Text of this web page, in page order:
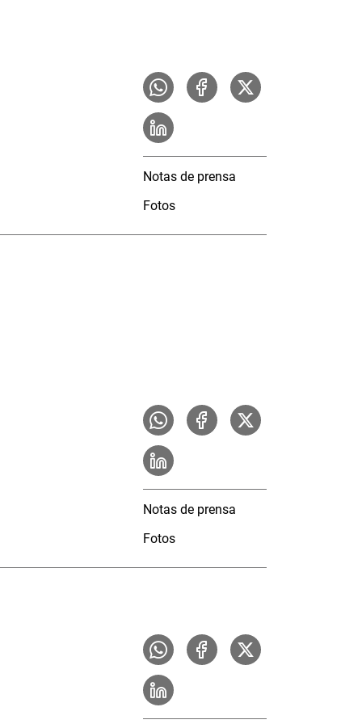
Notas de prensa
Fotos
Notas de prensa
Fotos